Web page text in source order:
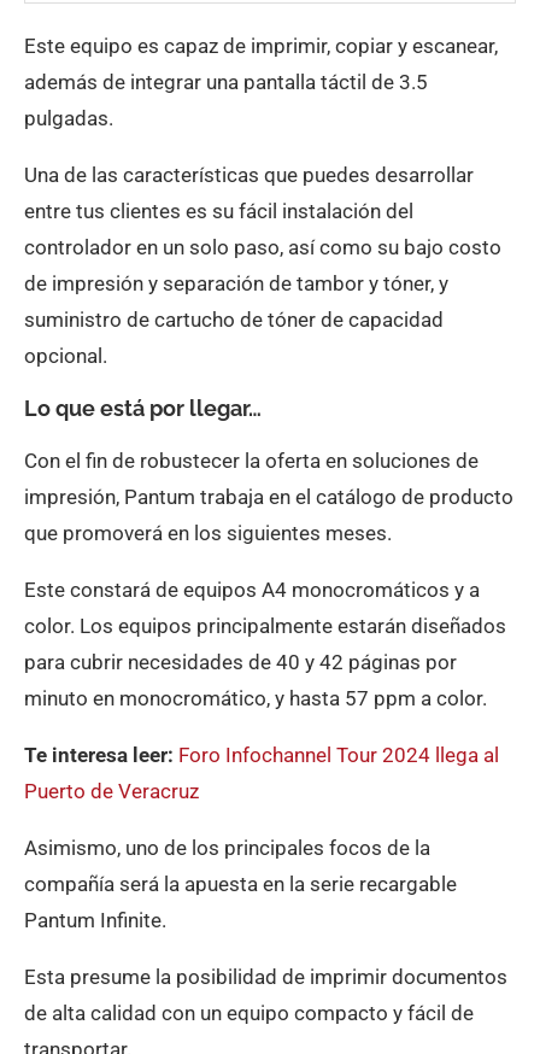
Este equipo es capaz de imprimir, copiar y escanear,
además de integrar una pantalla táctil de 3.5
pulgadas.
Una de las características que puedes desarrollar
entre tus clientes es su fácil instalación del
controlador en un solo paso, así como su bajo costo
de impresión y separación de tambor y tóner, y
suministro de cartucho de tóner de capacidad
opcional.
Lo que está por llegar…
Con el fin de robustecer la oferta en soluciones de
impresión, Pantum trabaja en el catálogo de producto
que promoverá en los siguientes meses.
Este constará de equipos A4 monocromáticos y a
color. Los equipos principalmente estarán diseñados
para cubrir necesidades de 40 y 42 páginas por
minuto en monocromático, y hasta 57 ppm a color.
Te interesa leer: Foro Infochannel Tour 2024 llega al
Puerto de Veracruz
Asimismo, uno de los principales focos de la
compañía será la apuesta en la serie recargable
Pantum Infinite.
Esta presume la posibilidad de imprimir documentos
de alta calidad con un equipo compacto y fácil de